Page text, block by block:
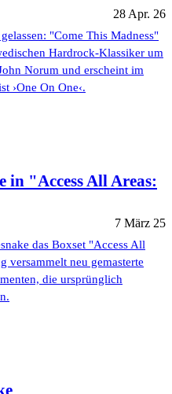
28 Apr. 26
"Come This Madness"
Hardrock-Klassiker um
Norum und erscheint im
›One On One‹.
in "Access All Areas:
7 März 25
das Boxset "Access All
versammelt neu gemasterte
die ursprünglich